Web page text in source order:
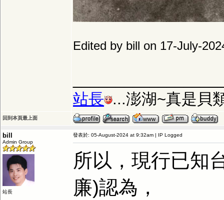
Edited by bill on 17-July-
站長 ...澎湖~真是貝
回到本頁最上面
bill
Admin Group
站長
發表於: 05-August-2024 at 9:32am | IP Logged
所以，現行已知
廉)認為，